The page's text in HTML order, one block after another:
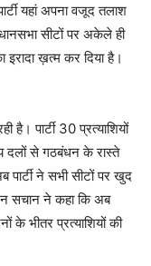
यहां अपना वजूद तलाश
सीटों पर अकेले ही
ख़त्म कर दिया है।
है। पार्टी 30 प्रत्याशियों
दलों से गठबंधन के रास्ते
पार्टी ने सभी सीटों पर खुद
सचान ने कहा कि अब
के भीतर प्रत्याशियों की